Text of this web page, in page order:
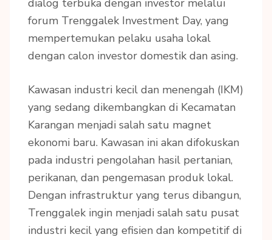
dialog terbuka dengan investor melalui
forum Trenggalek Investment Day, yang
mempertemukan pelaku usaha lokal
dengan calon investor domestik dan asing.
Kawasan industri kecil dan menengah (IKM)
yang sedang dikembangkan di Kecamatan
Karangan menjadi salah satu magnet
ekonomi baru. Kawasan ini akan difokuskan
pada industri pengolahan hasil pertanian,
perikanan, dan pengemasan produk lokal.
Dengan infrastruktur yang terus dibangun,
Trenggalek ingin menjadi salah satu pusat
industri kecil yang efisien dan kompetitif di